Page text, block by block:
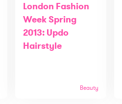
London Fashion
Week Spring
2013: Updo
Hairstyle
Beauty